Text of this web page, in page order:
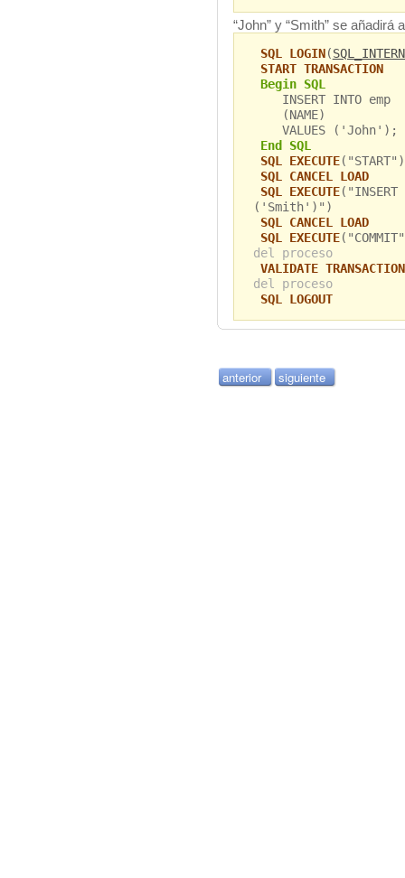
“John” y “Smith” se añadirá
SQL LOGIN(
START TRANSACTION
Begin SQL
INSERT INTO emp
(NAME)
VALUES ('John');
End SQL
SQL EXECUTE("START")
SQL CANCEL LOAD
SQL EXECUTE("INSERT
('Smith')")
SQL CANCEL LOAD
SQL EXECUTE
del proceso
VALIDATE TRANSACTION
del proceso
SQL LOGOUT
anterior siguiente